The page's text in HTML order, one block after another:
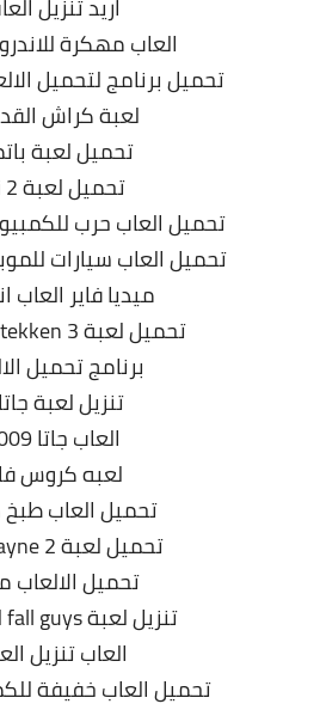
العاب مهكرة للاندرويد
تحميل برنامج لتحميل
لعبة كراش
تحميل لعبة
تحميل لعبة igi 2
تحميل العاب حرب
تحميل العاب سيارات
ميديا فاير العاب
تحميل لعبة tekken 3 للاندرويد
برنامج تحميل
تنزيل لعبة جاتا 9
العاب جاتا 2009
لعبه كروس
تحميل العاب
تحميل لعبة max payne 2
تحميل الالعاب
تنزيل لعبة fall guys للاندرويد
العاب تنزيل
تحميل العاب خفيفة